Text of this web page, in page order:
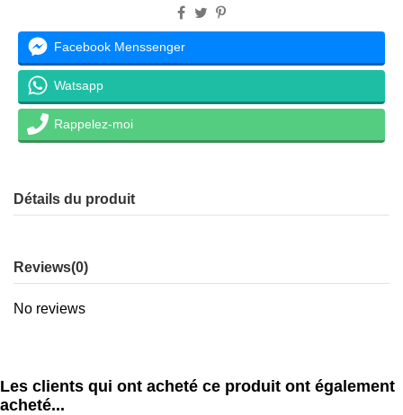
Facebook Menssenger
Watsapp
Rappelez-moi
Détails du produit
Reviews(0)
No reviews
Les clients qui ont acheté ce produit ont également
acheté...